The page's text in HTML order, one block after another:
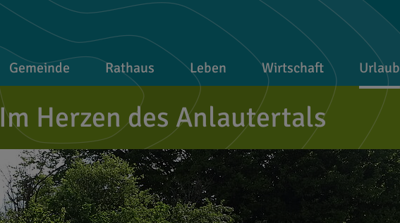
Gemeinde Rathaus Leben Wirtschaft Urlaub
Im Herzen des Anlautertals